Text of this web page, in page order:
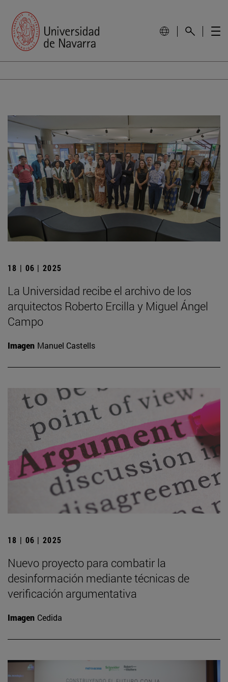
18 | 06 | 2025
La Universidad recibe el archivo de los
arquitectos Roberto Ercilla y Miguel Ángel
Campo
Imagen Manuel Castells
18 | 06 | 2025
Nuevo proyecto para combatir la
desinformación mediante técnicas de
verificación argumentativa
Imagen Cedida